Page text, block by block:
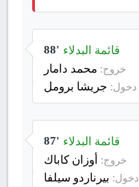
88' قائمة البدلاء
خروج: محمد دامار
دخول: جريشا برومل
87' قائمة البدلاء
خروج: أوزان كاباك
دخول: بيرناردو سيلفا